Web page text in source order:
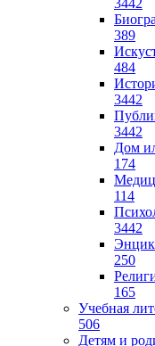
3442
389
484
3442
3442
Дом
174
114
3442
250
165
Учебная
506
Детям и